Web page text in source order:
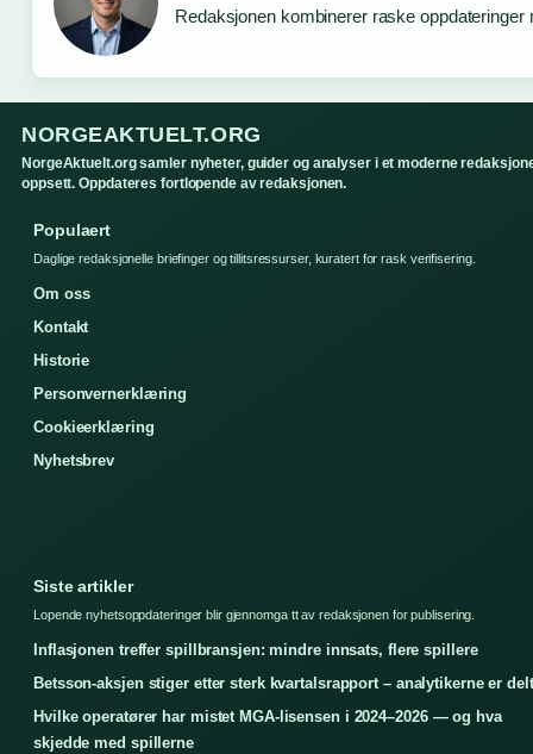
Redaksjonen kombinerer raske oppdateringer
NORGEAKTUELT.ORG
NorgeAktuelt.org samler nyheter, guider og analyser i et moderne
oppsett. Oppdateres fortlopende av redaksjonen.
Populaert
Daglige redaksjonelle briefinger og tillitsressurser, kuratert for rask verifisering.
Om oss
Kontakt
Historie
Personvernerklæring
Cookieerklæring
Nyhetsbrev
Siste artikler
Lopende nyhetsoppdateringer blir gjennomga tt av redaksjonen for publisering.
Inflasjonen treffer spillbransjen: mindre innsats, flere spillere
Betsson-aksjen stiger etter sterk kvartalsrapport – analytikerne er delt
Hvilke operatører har mistet MGA-lisensen i 2024–2026 — og hva
skjedde med spillerne